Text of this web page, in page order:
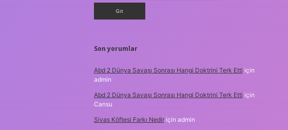
Son yorumlar
Abd 2 Dünya Savaşı Sonrası Hangi Doktrini Terk Etti için
admin
Abd 2 Dünya Savaşı Sonrası Hangi Doktrini Terk Etti için
Cansu
Sivas Köftesi Farkı Nediriçin admin